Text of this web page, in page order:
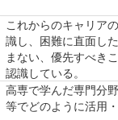
これからのキャリア
識し、困難に直面し
まない、優先すべき
認識している。
高専で学んだ専門分
等でどのように活用